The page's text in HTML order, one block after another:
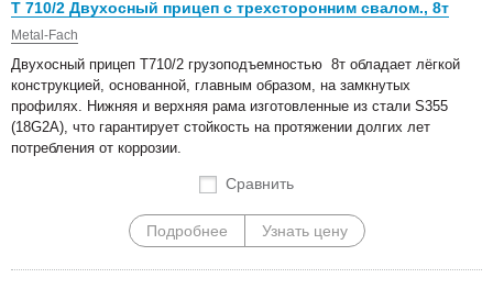
Т 710/2 Двухосный прицеп с трехсторонним свалом., 8т
Metal-Fach
Двухосный прицеп Т710/2 грузоподъемностью 8т обладает лёгкой
конструкцией, основанной, главным образом, на замкнутых
профилях. Нижняя и верхняя рама изготовленные из стали S355
(18G2A), что гарантирует стойкость на протяжении долгих лет
потребления от коррозии.
Сравнить
Подробнее Узнать цену